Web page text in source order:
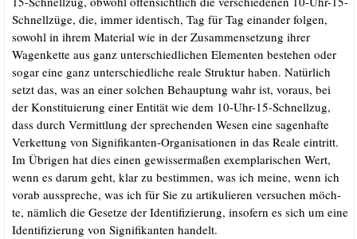
Schnell­zü­ge, die, immer iden­tisch, Tag für Tag ein­an­der fol­gen,
sowohl in ihrem Mate­ri­al wie in der Zusam­men­set­zung ihrer
Wagen­ket­te aus ganz unter­schied­li­chen Ele­men­ten bestehen oder
sogar eine ganz unter­schied­li­che rea­le Struk­tur haben. Natür­lich
setzt das, was an einer sol­chen Behaup­tung wahr ist, vor­aus, bei
der Kon­sti­tu­ie­rung einer Enti­tät wie dem 10-Uhr-15-Schnell­zug,
dass durch Ver­mitt­lung der spre­chen­den Wesen eine sagen­haf­te
Ver­ket­tung von Signi­fi­kan­ten-Orga­ni­sa­tio­nen in das Rea­le ein­tritt.
Im Übri­gen hat dies einen gewis­ser­ma­ßen exem­pla­ri­schen Wert,
wenn es dar­um geht, klar zu bestim­men, was ich mei­ne, wenn ich
vor­ab aus­spre­che, was ich für Sie zu arti­ku­lie­ren ver­su­chen möch­
te, näm­lich die Geset­ze der Iden­ti­fi­zie­rung, inso­fern es sich um eine
Iden­ti­fi­zie­rung von Signi­fi­kan­ten handelt.